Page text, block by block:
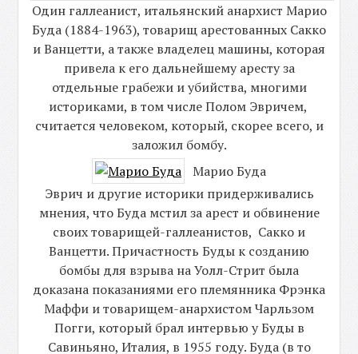
Один галлеанист, итальянский анархист Марио
Буда (1884-1963), товарищ арестованных Сакко
и Ванцетти, а также владелец машины, которая
привела к его дальнейшему аресту за
отдельные грабежи и убийства, многими
историками, в том числе Полом Эвричем,
считается человеком, который, скорее всего, и
заложил бомбу.
Марио Буда
Эврич и другие историки придерживались
мнения, что Буда мстил за арест и обвинение
своих товарищей-галлеанистов, Сакко и
Ванцетти. Причастность Буды к созданию
бомбы для взрыва на Уолл-Стрит была
доказана показаниями его племянника Фрэнка
Маффи и товарищем-анархистом Чарльзом
Погги, который брал интервью у Буды в
Савиньяно, Италия, в 1955 году. Буда (в то